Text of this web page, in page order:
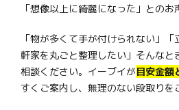
「想像以上に綺麗になった」とのお
「物が多くて手が付けられない」
軒家を丸ごと整理したい」そんなと
相談ください。イーブイが目安金額
すくご案内し、無理のない段取りを